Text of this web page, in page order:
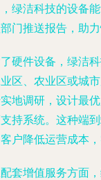
绿洁科技的设备
门推送报告，助
硬件设备，绿洁
区、农业区或城
地调研，设计最
持系统。这种端
户降低运营成本
套增值服务方面